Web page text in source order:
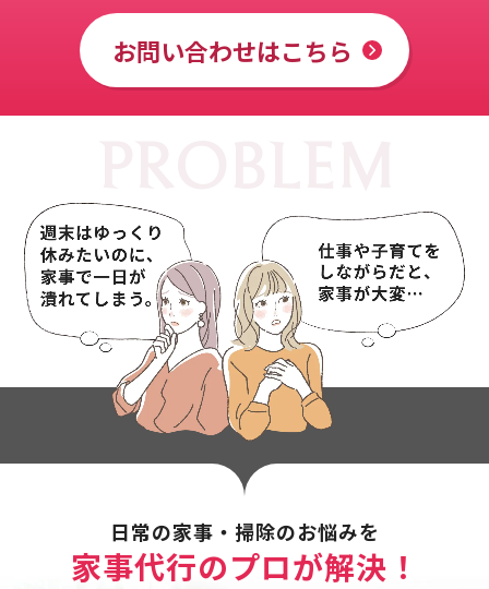
お問い合わせはこちら
日常の家事・掃除のお悩みを
家事代行のプロが解決！